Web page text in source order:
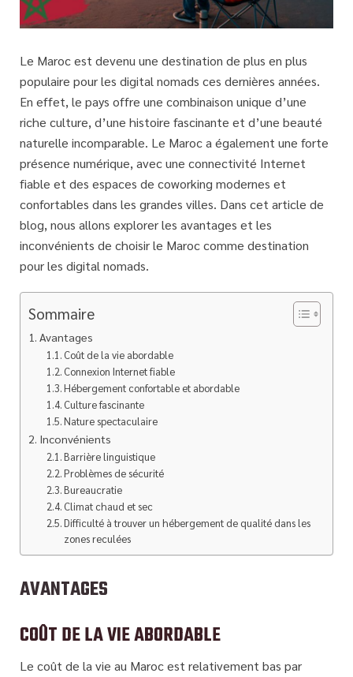
Le Maroc est devenu une destination de plus en plus
populaire pour les digital nomads ces dernières années.
En effet, le pays offre une combinaison unique d’une
riche culture, d’une histoire fascinante et d’une beauté
naturelle incomparable. Le Maroc a également une forte
présence numérique, avec une connectivité Internet
fiable et des espaces de coworking modernes et
confortables dans les grandes villes. Dans cet article de
blog, nous allons explorer les avantages et les
inconvénients de choisir le Maroc comme destination
pour les digital nomads.
Sommaire
Avantages
Coût de la vie abordable
Connexion Internet fiable
Hébergement confortable et abordable
Culture fascinante
Nature spectaculaire
Inconvénients
Barrière linguistique
Problèmes de sécurité
Bureaucratie
Climat chaud et sec
Difficulté à trouver un hébergement de qualité dans les
zones reculées
AVANTAGES
COÛT DE LA VIE ABORDABLE
Le coût de la vie au Maroc est relativement bas par